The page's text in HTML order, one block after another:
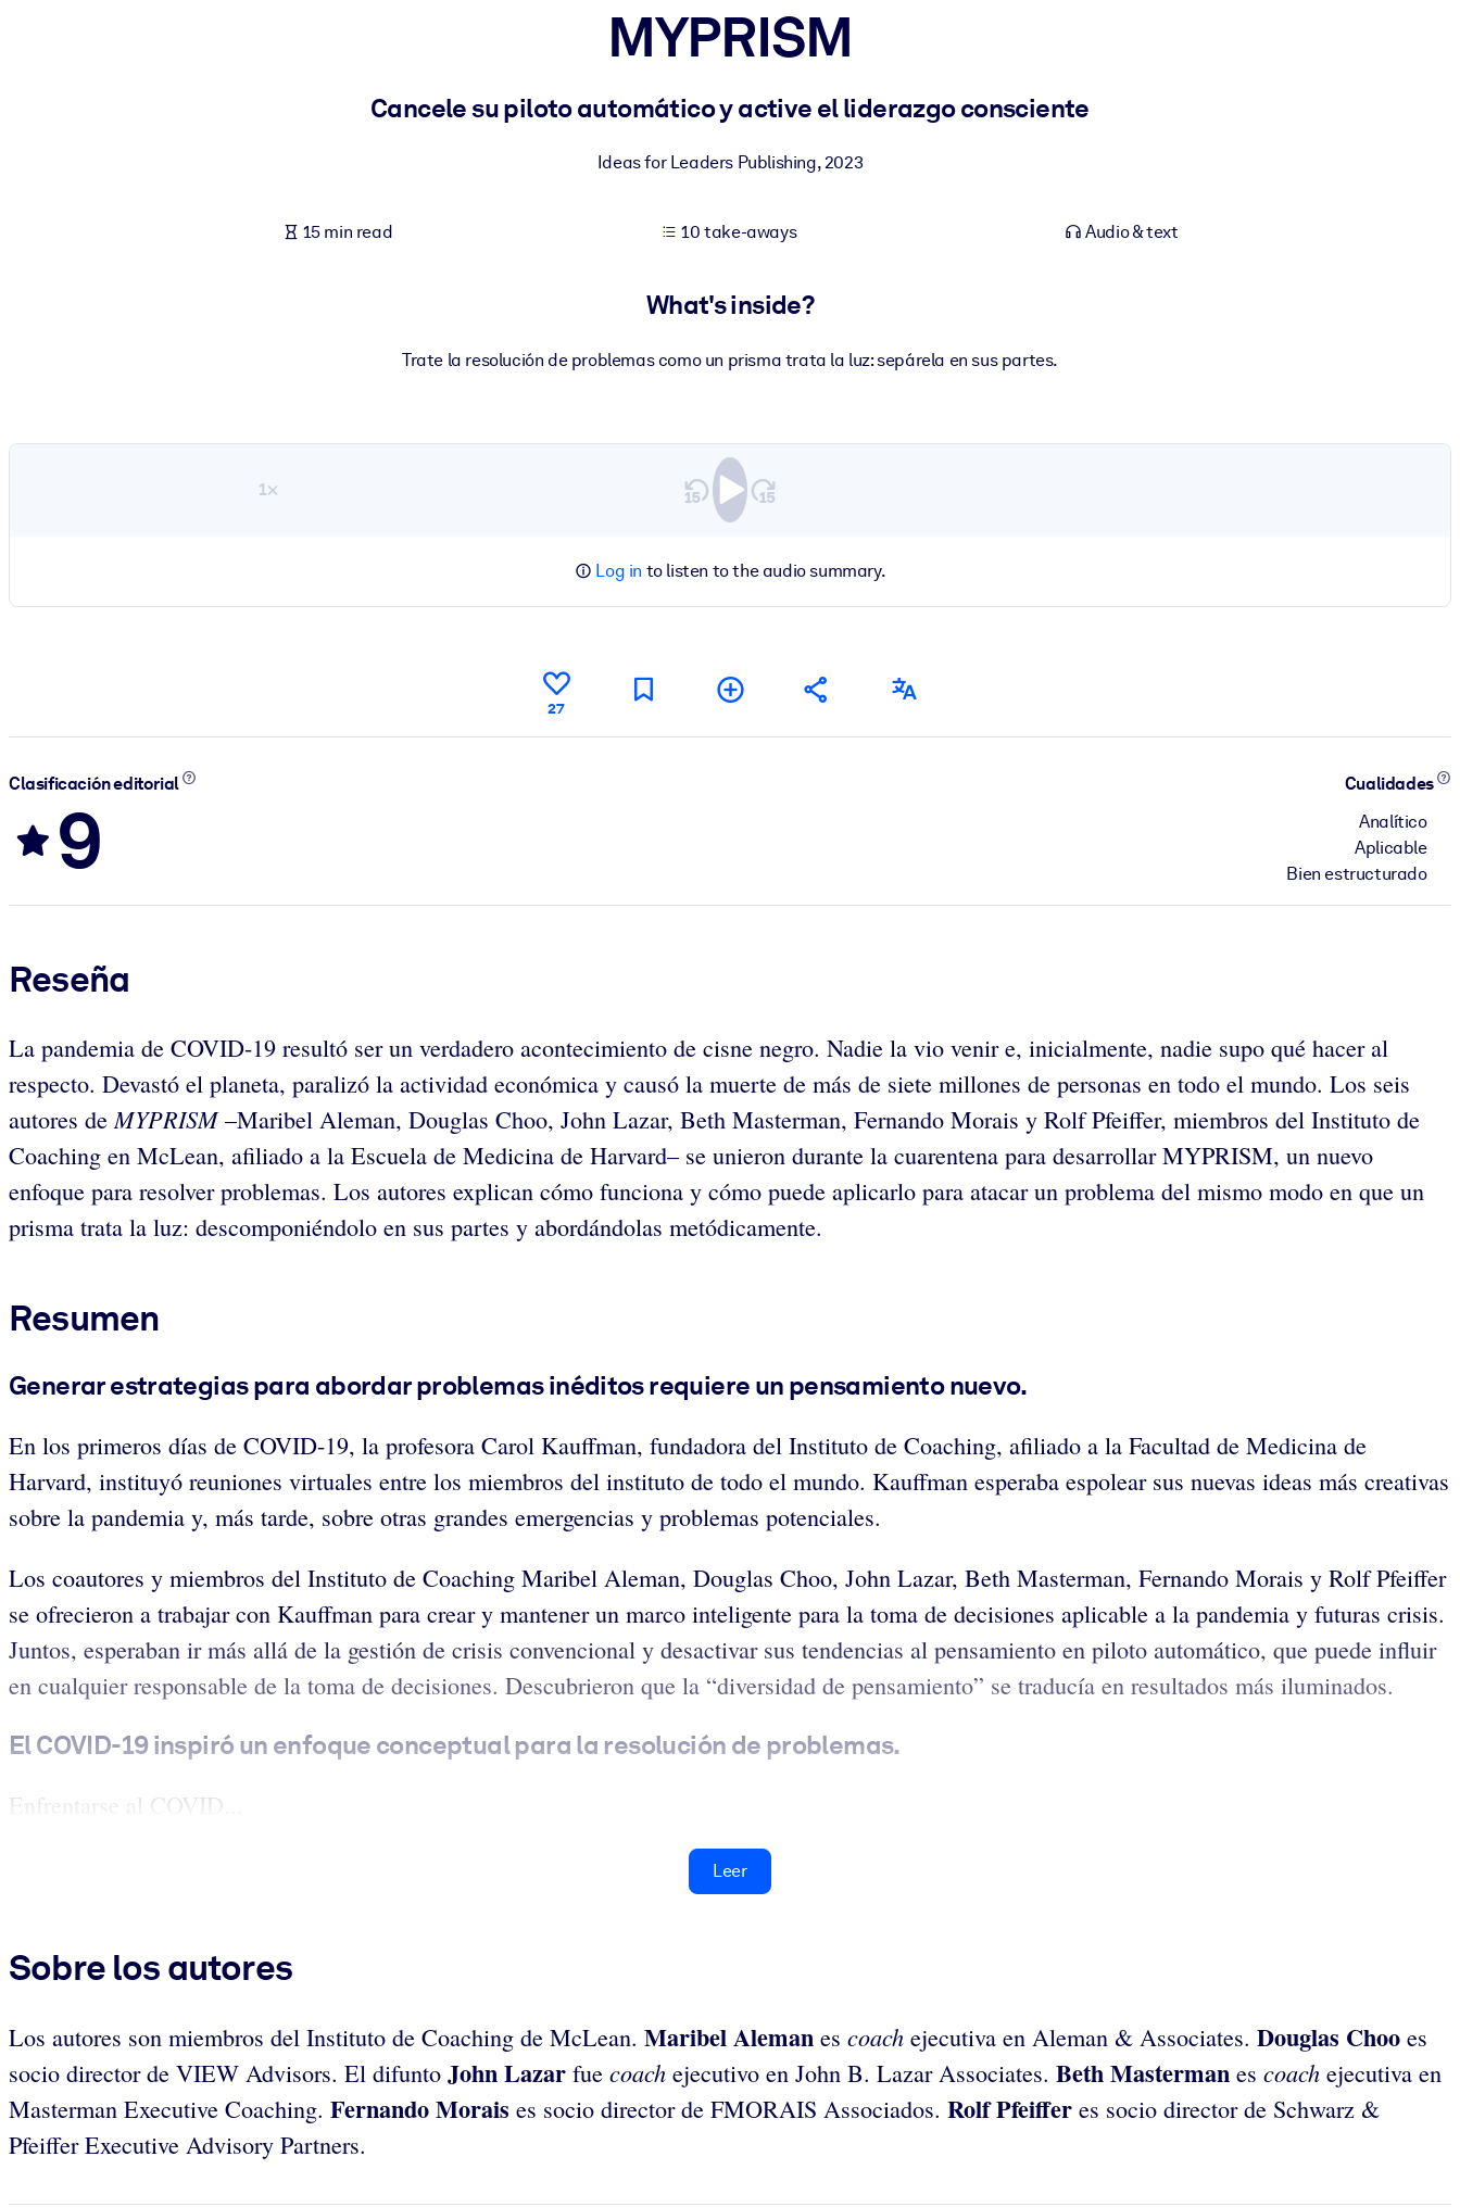
Fuel your AI systems with reliable, structured knowledge to improve outputs.
MYPRISM
Cancele su piloto automático y active el liderazgo consciente
Ideas for Leaders Publishing,2023
15 min read 10 take-aways Audio & text
What's inside?
Trate la resolución de problemas como un prisma trata la luz: sepárela en sus partes.
1×
Log in to listen to the audio summary.
27
Clasificación editorial
9
Cualidades
Analítico
Aplicable
Bien estructurado
Reseña
La pandemia de COVID-19 resultó ser un verdadero acontecimiento de cisne negro. Nadie la vio venir e, inicialmente, nadie supo qué hacer al
respecto. Devastó el planeta, paralizó la actividad económica y causó la muerte de más de siete millones de personas en todo el mundo. Los seis
autores deMYPRISM–Maribel Aleman, Douglas Choo, John Lazar, Beth Masterman, Fernando Morais y Rolf Pfeiffer, miembros del Instituto de
Coaching en McLean, afiliado a la Escuela de Medicina de Harvard– se unieron durante la cuarentena para desarrollar MYPRISM, un nuevo
enfoque para resolver problemas. Los autores explican cómo funciona y cómo puede aplicarlo para atacar un problema del mismo modo en que un
prisma trata la luz: descomponiéndolo en sus partes y abordándolas metódicamente.
Resumen
Generar estrategias para abordar problemas inéditos requiere un pensamiento nuevo.
En los primeros días de COVID-19, la profesora Carol Kauffman, fundadora del Instituto de Coaching, afiliado a la Facultad de Medicina de
Harvard, instituyó reuniones virtuales entre los miembros del instituto de todo el mundo. Kauffman esperaba espolear sus nuevas ideas más creativas
sobre la pandemia y, más tarde, sobre otras grandes emergencias y problemas potenciales.
Los coautores y miembros del Instituto de Coaching Maribel Aleman, Douglas Choo, John Lazar, Beth Masterman, Fernando Morais y Rolf Pfeiffer
se ofrecieron a trabajar con Kauffman para crear y mantener un marco inteligente para la toma de decisiones aplicable a la pandemia y futuras crisis.
Juntos, esperaban ir más allá de la gestión de crisis convencional y desactivar sus tendencias al pensamiento en piloto automático, que puede influir
en cualquier responsable de la toma de decisiones. Descubrieron que la “diversidad de pensamiento” se traducía en resultados más iluminados.
El COVID-19 inspiró un enfoque conceptual para la resolución de problemas.
Enfrentarse al COVID...
Leer
Sobre los autores
Los autores son miembros del Instituto de Coaching de McLean. Maribel Aleman es coach ejecutiva en Aleman & Associates. Douglas Choo es
socio director de VIEW Advisors. El difunto John Lazar fue coach ejecutivo en John B. Lazar Associates. Beth Masterman es coach ejecutiva en
Masterman Executive Coaching. Fernando Morais es socio director de FMORAIS Associados. Rolf Pfeiffer es socio director de Schwarz &
Pfeiffer Executive Advisory Partners.